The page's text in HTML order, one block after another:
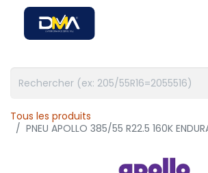
Tous les produits
PNEU APOLLO 385/55 R22.5 160K